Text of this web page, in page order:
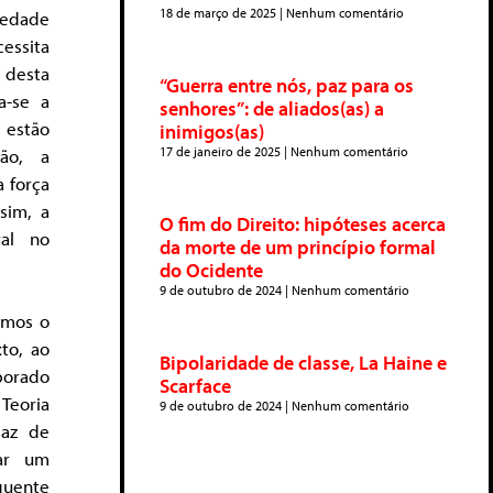
se a
a
força
a
no
o
ao
de
um
18 de março de 2025 Nenhum comentário
“Guerra entre nós, paz para os
senhores”: de aliados(as) a
inimigos(as)
17 de janeiro de 2025 Nenhum comentário
O fim do Direito: hipóteses acerca
da morte de um princípio formal
do Ocidente
9 de outubro de 2024 Nenhum comentário
Bipolaridade de classe, La Haine e
Scarface
9 de outubro de 2024 Nenhum comentário